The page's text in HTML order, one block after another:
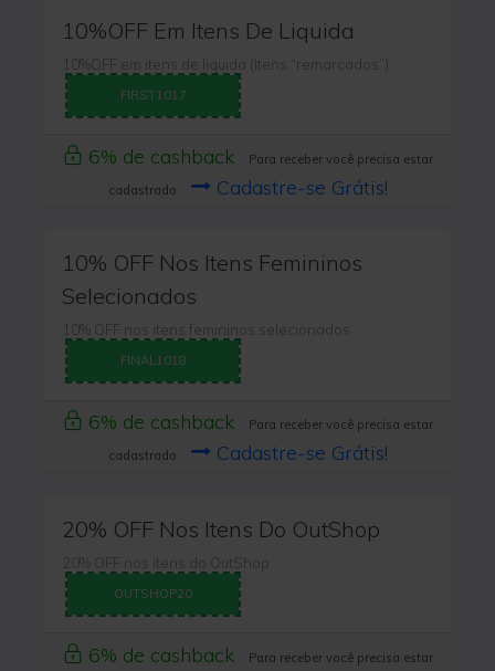
10%OFF Em Itens De Liquida
10%OFF em itens de liquida (Itens “remarcados”)
FIRST1017
6% de cashback
Para receber você precisa estar
cadastrado
Cadastre-se Grátis!
10% OFF Nos Itens Femininos
Selecionados
10% OFF nos itens femininos selecionados
FINAL1018
6% de cashback
Para receber você precisa estar
cadastrado
Cadastre-se Grátis!
20% OFF Nos Itens Do OutShop
20% OFF nos itens do OutShop
OUTSHOP20
6% de cashback
Para receber você precisa estar